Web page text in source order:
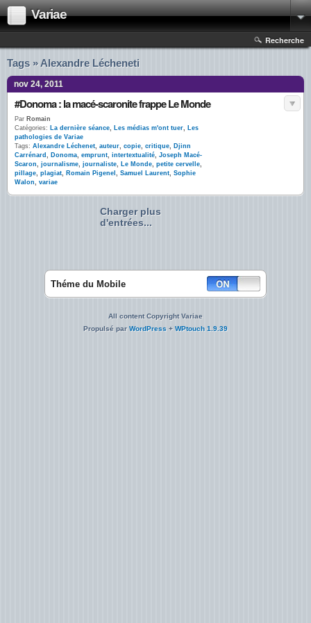
Variae
Recherche
Tags » Alexandre Lécheneti
nov 24, 2011
#Donoma : la macé-scaronite frappe Le Monde
Par Romain
Catégories: La dernière séance, Les médias m'ont tuer, Les
pathologies de Variae
Tags: Alexandre Léchenet, auteur, copie, critique, Djinn
Carrénard , Donoma, emprunt, intertextualité, Joseph Macé-
Scaron, journalisme, journaliste, Le Monde, petite cervelle,
pillage, plagiat, Romain Pigenel , Samuel Laurent, Sophie
Walon, variae
Charger plus
d'entrées...
Théme du Mobile
All content Copyright Variae
Propulsé parWordPress + WPtouch 1.9.39